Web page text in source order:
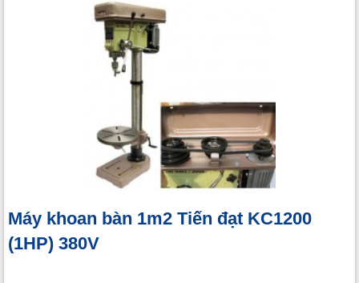
Máy khoan bàn 1m2 Tiến đạt KC1200
(1HP) 380V